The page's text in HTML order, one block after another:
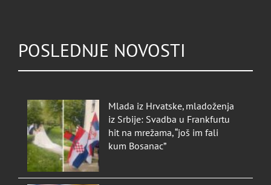
POSLEDNJE NOVOSTI
Mlada iz Hrvatske, mladoženja
iz Srbije: Svadba u Frankfurtu
hit na mrežama, “još im fali
kum Bosanac”